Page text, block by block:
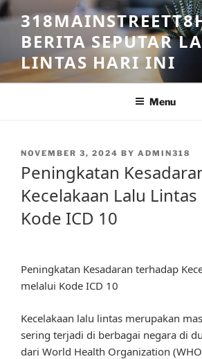
Skip
to
contentBERITA SEPUTAR
LINTAS HARI INI
Menu
POSTED
NOVEMBER 3, 2024 BY ADMIN318
Peningkatan
Kecelakaan Lalu
Kode ICD 10
Peningkatan Kesadaran terhadap
melalui Kode ICD 10
Kecelakaan lalu lintas merupakan
sering terjadi di berbagai negara di
dari World Health Organization